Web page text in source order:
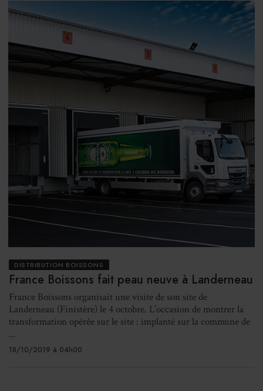
DISTRIBUTION BOISSONS
France Boissons fait peau neuve à Landerneau
France Boissons organisait une visite de son site de
Landerneau (Finistère) le 4 octobre. L’occasion de montrer la
transformation opérée sur le site : implanté sur la commune de
...
18/10/2019 à 04h00